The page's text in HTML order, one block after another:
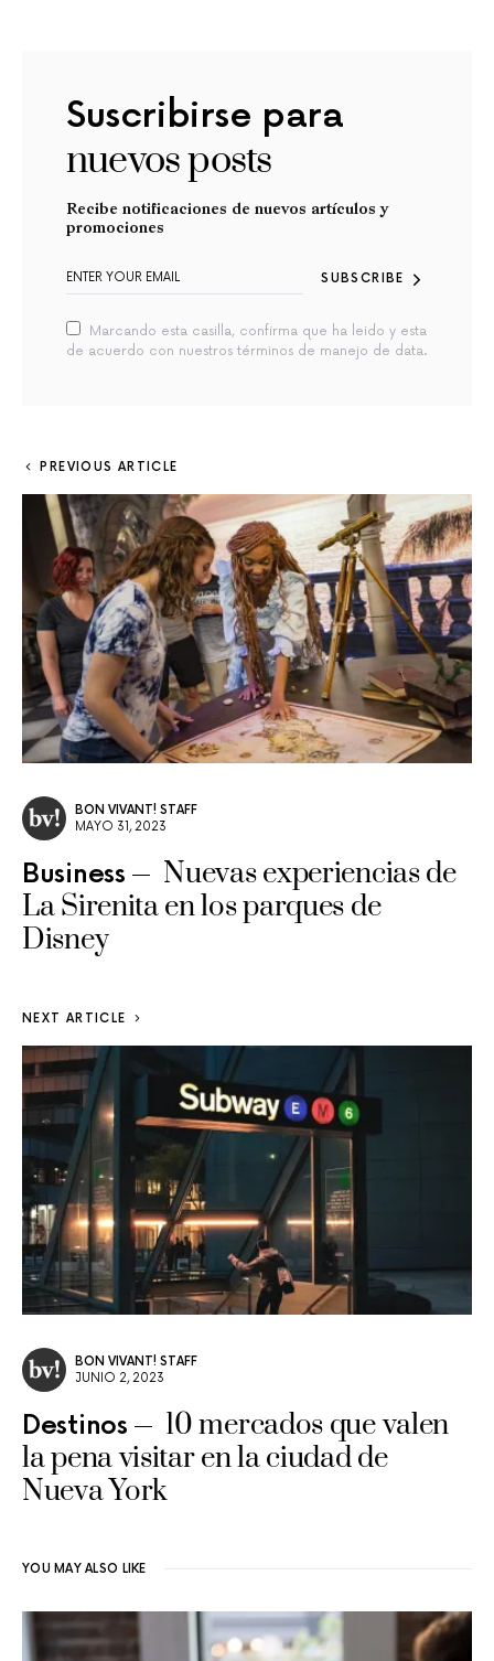
Suscribirse para
nuevos posts
Recibe notificaciones de nuevos artículos y
promociones
SUBSCRIBE
Marcando esta casilla, confirma que ha leido y esta
de acuerdo con nuestros términos de manejo de data.
PREVIOUS ARTICLE
BON VIVANT! STAFF
MAYO 31, 2023
Business
Nuevas experiencias de
La Sirenita en los parques de
Disney
NEXT ARTICLE
BON VIVANT! STAFF
JUNIO 2, 2023
Destinos
10 mercados que valen
la pena visitar en la ciudad de
Nueva York
YOU MAY ALSO LIKE